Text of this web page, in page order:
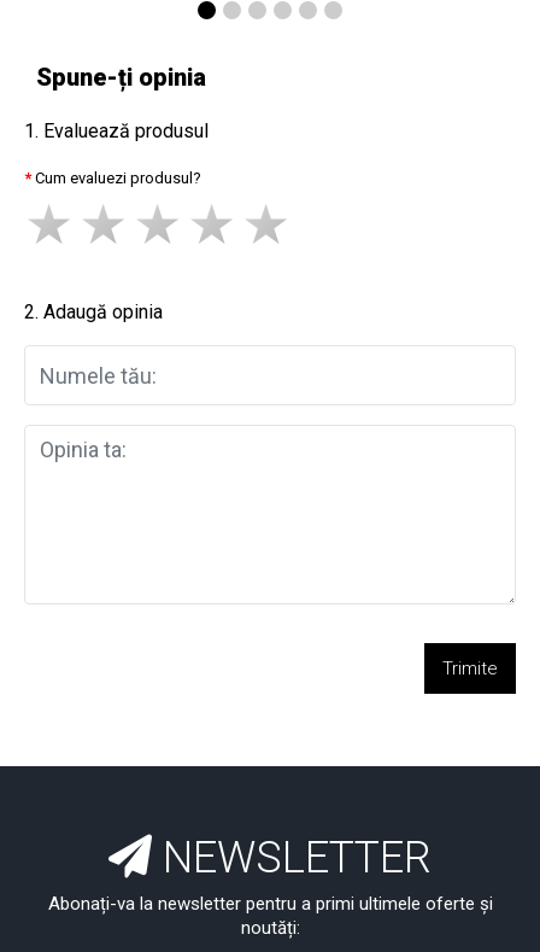
Spune-ți opinia
1. Evaluează produsul
Cum evaluezi produsul?
2. Adaugă opinia
Trimite
NEWSLETTER
Abonați-va la newsletter pentru a primi ultimele oferte și
noutăți: